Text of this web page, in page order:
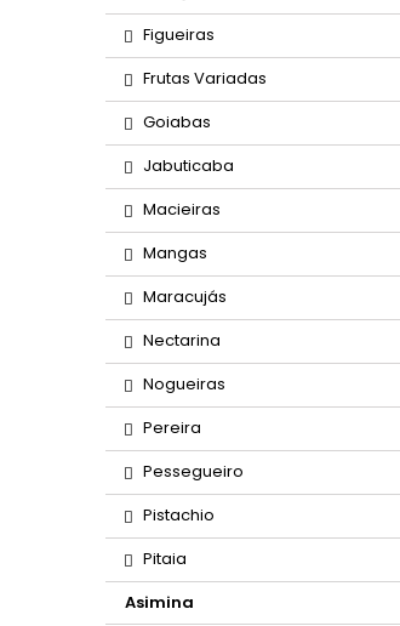
Figueiras
Frutas Variadas
Goiabas
Jabuticaba
Macieiras
Mangas
Maracujás
Nectarina
Nogueiras
Pereira
Pessegueiro
Pistachio
Pitaia
Asimina